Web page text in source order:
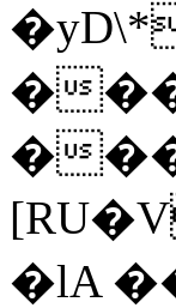
�
�
�lA